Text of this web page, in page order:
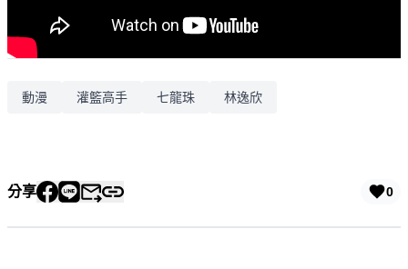
動漫 灌籃高手 七龍珠 林逸欣
分享 0